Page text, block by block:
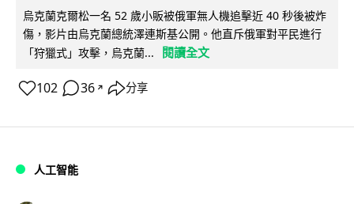
烏克蘭克爾松一名 52 歲小販被俄軍無人機追擊近 40 秒後被炸
傷，影片由烏克蘭總統澤連斯基公開。他直斥俄軍對平民進行
「狩獵式」攻擊，烏克蘭...
閱讀全文
102 36 ↗ 分享
人工智能